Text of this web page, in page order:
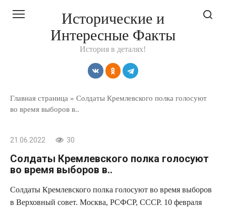
Исторические и
Интересные Факты
История в деталях!
Главная страница » Солдаты Кремлевского полка голосуют
во время выборов в..
21.06.2022 30
Солдаты Кремлевского полка голосуют
во время выборов в..
Солдаты Кремлевского полка голосуют во время выборов
в Верховный совет. Москва, РСФСР, СССР. 10 февраля